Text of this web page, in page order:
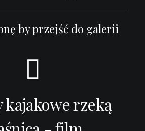
by przejść do galerii
kajakowe rzeką